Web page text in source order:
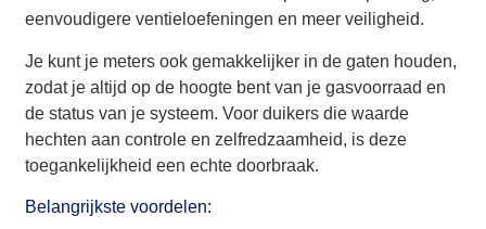
eenvoudigere ventieloefeningen en meer veiligheid.
Je kunt je meters ook gemakkelijker in de gaten houden,
zodat je altijd op de hoogte bent van je gasvoorraad en
de status van je systeem. Voor duikers die waarde
hechten aan controle en zelfredzaamheid, is deze
toegankelijkheid een echte doorbraak.
Belangrijkste voordelen: